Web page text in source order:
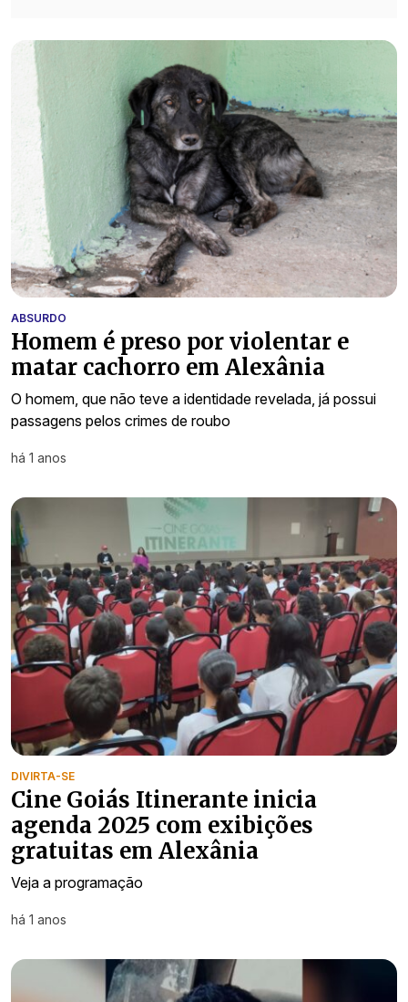
ABSURDO
Homem é preso por violentar e
matar cachorro em Alexânia
O homem, que não teve a identidade revelada, já possui
passagens pelos crimes de roubo
há 1 anos
DIVIRTA-SE
Cine Goiás Itinerante inicia
agenda 2025 com exibições
gratuitas em Alexânia
Veja a programação
há 1 anos